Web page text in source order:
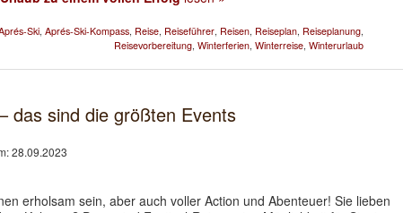
Ski, Aprés-Ski-Kompass, Reise, Reiseführer, Reisen, Reiseplan, Reiseplanung,
Reisevorbereitung, Winterferien, Winterreise, Winterurlaub
das sind die größten Events
28.09.2023
erholsam sein, aber auch voller Action und Abenteuer! Sie lieben